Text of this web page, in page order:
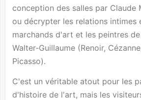
conception des salles par Claude
ou décrypter les relations intimes
marchands d'art et les peintres
Walter-Guillaume (Renoir,
Picasso).
C'est un véritable atout pour les
d'histoire de l'art, mais les